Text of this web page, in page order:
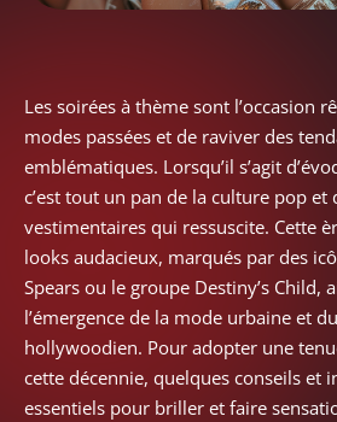
Les soirées à thème sont l’occasion
modes passées et de raviver des
emblématiques. Lorsqu’il s’agit
c’est tout un pan de la culture pop et
vestimentaires qui ressuscite. Cette
looks audacieux, marqués par des
Spears ou le groupe Destiny’s Child,
l’émergence de la mode urbaine et
hollywoodien. Pour adopter une
cette décennie, quelques conseils et
essentiels pour briller et faire